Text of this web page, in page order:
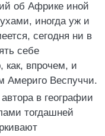
об Африке иной
иногда уж и
сегодня ни в
себе
впрочем, и
Америго Веспуччи.
в географии
тогдашней